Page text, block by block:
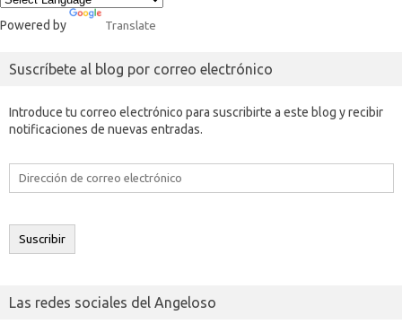
Powered by Translate
Suscríbete al blog por correo electrónico
Introduce tu correo electrónico para suscribirte a este blog y recibir
notificaciones de nuevas entradas.
Dirección
electrónico
Suscribir
Las redes sociales del Angeloso